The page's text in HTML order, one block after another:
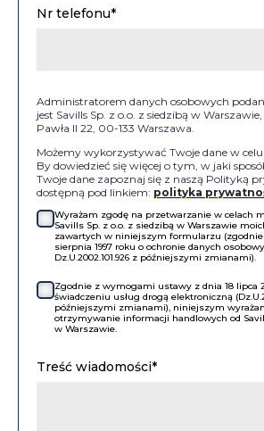
Nr telefonu*
Administratorem danych osobowych
jest Savills Sp. z o.o. z siedzibą w
Pawła II 22, 00-133 Warszawa.
Możemy wykorzystywać Twoje dane w
By dowiedzieć się więcej o tym, w jaki
Twoje dane zapoznaj się z naszą Polityką
dostępną pod linkiem: polityka
Wyrażam zgodę na przetwarzanie w celach
Savills Sp. z o.o. z siedzibą w Warszawie
zawartych w niniejszym formularzu
sierpnia 1997 roku o ochronie danych
Dz.U.2002.101.926 z późniejszymi zmianami).
Zgodnie z wymogami ustawy z dnia 18 lipca
świadczeniu usług drogą elektroniczną
późniejszymi zmianami), niniejszym
otrzymywanie informacji handlowych od
w Warszawie.
Treść wiadomości*